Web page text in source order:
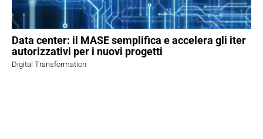
Data center: il MASE semplifica e accelera gli iter
autorizzativi per i nuovi progetti
Digital Transformation